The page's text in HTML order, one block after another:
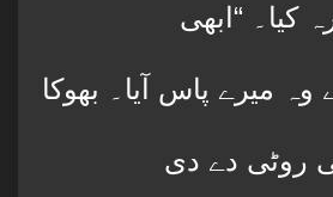
“ابھی
وہ میرے پاس آیا۔ بھوکا
روٹی دے دی